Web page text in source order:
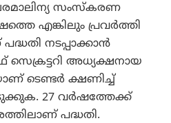
സംസ്‌കരണ
എങ്കിലും പ്രവര്‍ത്തി
നടപ്പാക്കാന്‍
അധ്യക്ഷനായ
ടെണ്ടര്‍ ക്ഷണിച്ച്
27 വര്‍ഷത്തേക്ക്
പദ്ധതി.